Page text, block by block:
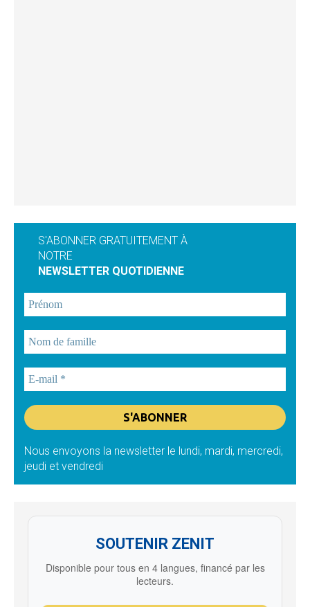
S'ABONNER GRATUITEMENT À
NOTRE
NEWSLETTER QUOTIDIENNE
Nous envoyons la newsletter le lundi, mardi, mercredi,
jeudi et vendredi
SOUTENIR ZENIT
Disponible pour tous en 4 langues, financé par les
lecteurs.